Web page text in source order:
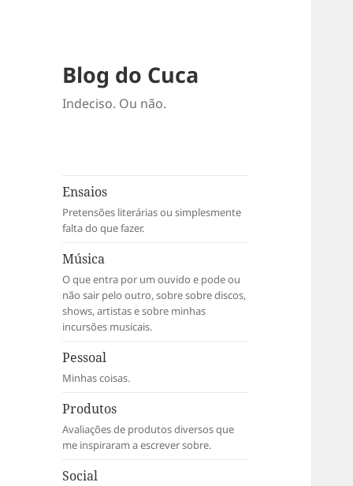
Blog do Cuca
Indeciso. Ou não.
Ensaios
Pretensões literárias ou simplesmente
falta do que fazer.
Música
O que entra por um ouvido e pode ou
não sair pelo outro, sobre sobre discos,
shows, artistas e sobre minhas
incursões musicais.
Pessoal
Minhas coisas.
Produtos
Avaliações de produtos diversos que
me inspiraram a escrever sobre.
Social